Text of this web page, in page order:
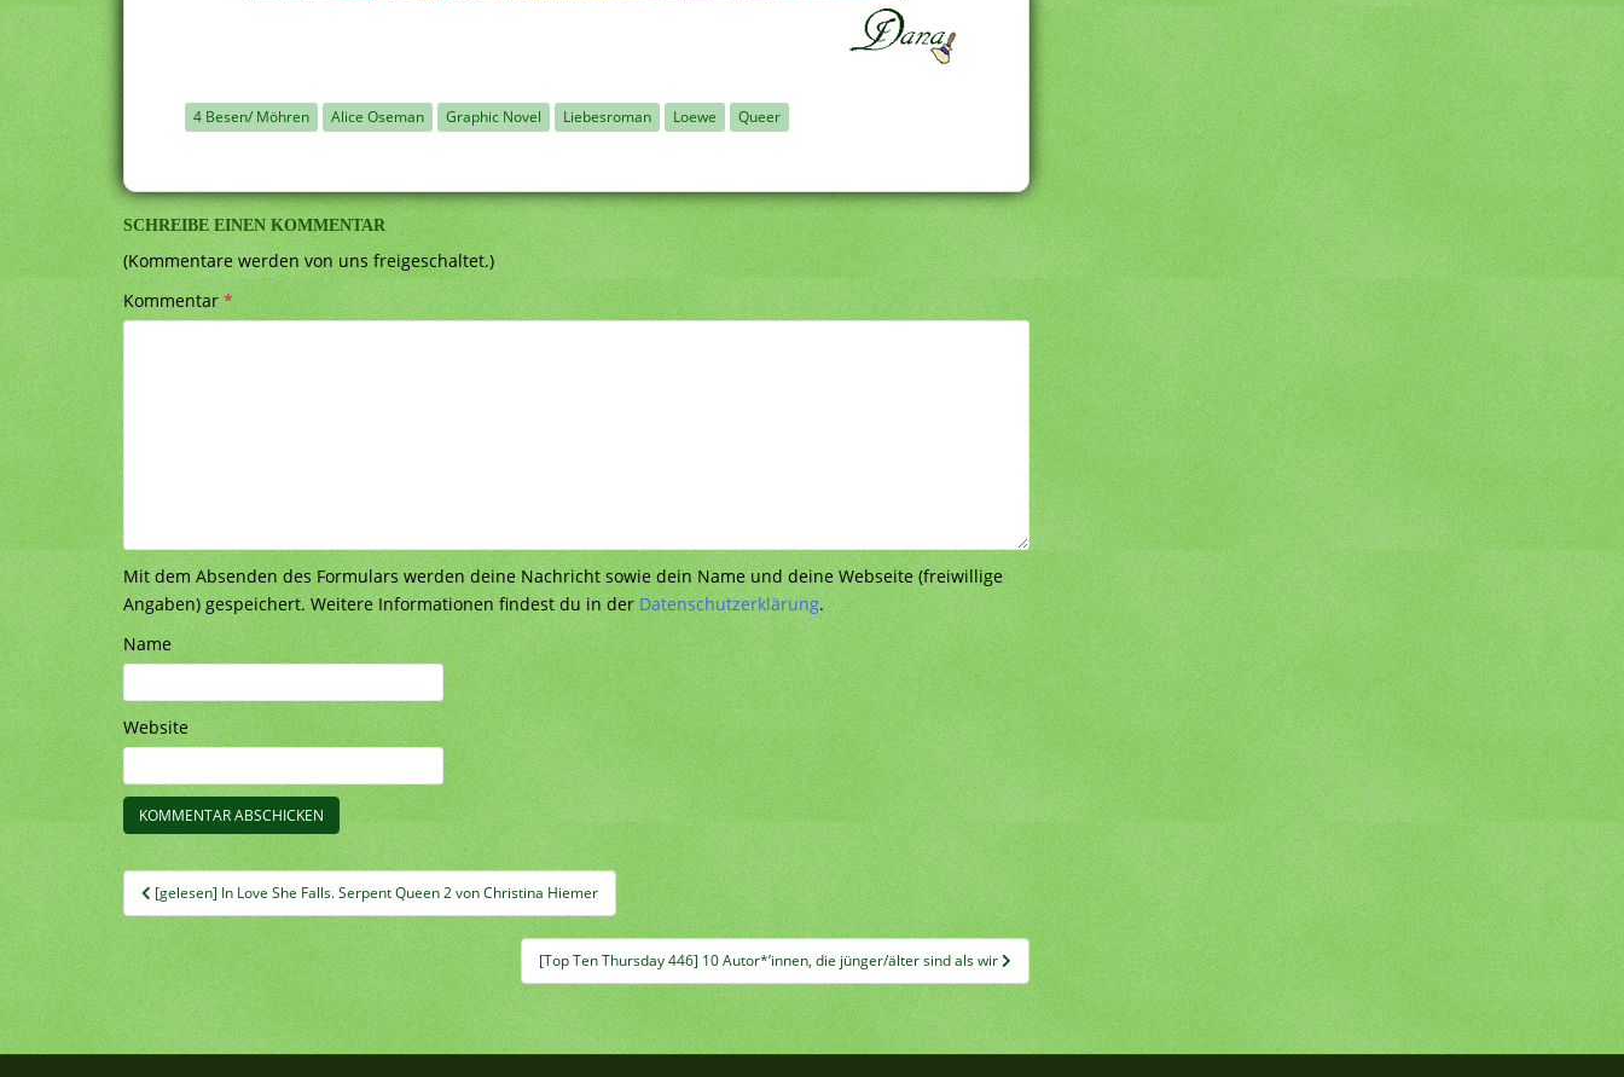
4 Besen/ Möhren Alice Oseman Graphic Novel Liebesroman Loewe Queer
SCHREIBE EINEN KOMMENTAR
(Kommentare werden von uns freigeschaltet.)
Kommentar*
Mit dem Absenden des Formulars werden deine Nachricht sowie dein Name und deine Webseite (freiwillige
Angaben) gespeichert. Weitere Informationen findest du in derDatenschutzerklärung.
Name
Website
Beitragsnavigation
[gelesen] In Love She Falls. Serpent Queen 2 von Christina Hiemer
[Top Ten Thursday 446] 10 Autor*’innen, die jünger/älter sind als wir